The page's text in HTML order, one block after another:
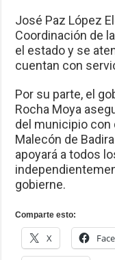
José Paz López
Coordinación de
el estado y se
cuentan con
Por su parte, el
Rocha Moya
del municipio con
Malecón de
apoyará a todos
gobierne.
Comparte esto:
X